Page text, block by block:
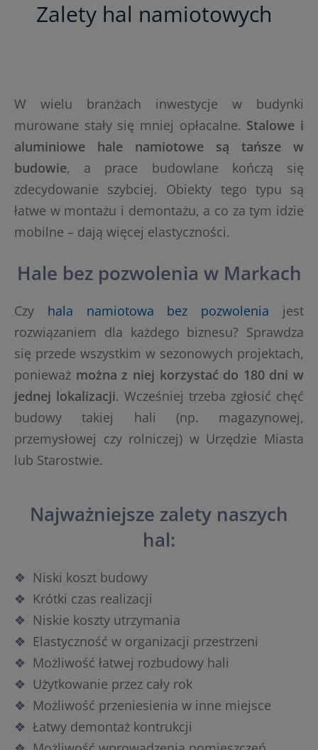
Zalety hal namiotowych
W wielu branżach inwestycje w budynki
murowane stały się mniej opłacalne. Stalowe i
aluminiowe hale namiotowe są tańsze w
budowie, a prace budowlane kończą się
zdecydowanie szybciej. Obiekty tego typu są
łatwe w montażu i demontażu, a co za tym idzie
mobilne – dają więcej elastyczności.
Hale bez pozwolenia w Markach
Czy hala namiotowa bez pozwolenia jest
rozwiązaniem dla każdego biznesu? Sprawdza
się przede wszystkim w sezonowych projektach,
ponieważ można z niej korzystać do 180 dni w
jednej lokalizacji. Wcześniej trzeba zgłosić chęć
budowy takiej hali (np. magazynowej,
przemysłowej czy rolniczej) w Urzędzie Miasta
lub Starostwie.
Najważniejsze zalety naszych
hal:
Niski koszt budowy
Krótki czas realizacji
Niskie koszty utrzymania
Elastyczność w organizacji przestrzeni
Możliwość łatwej rozbudowy hali
Użytkowanie przez cały rok
Możliwość przeniesienia w inne miejsce
Łatwy demontaż kontrukcji